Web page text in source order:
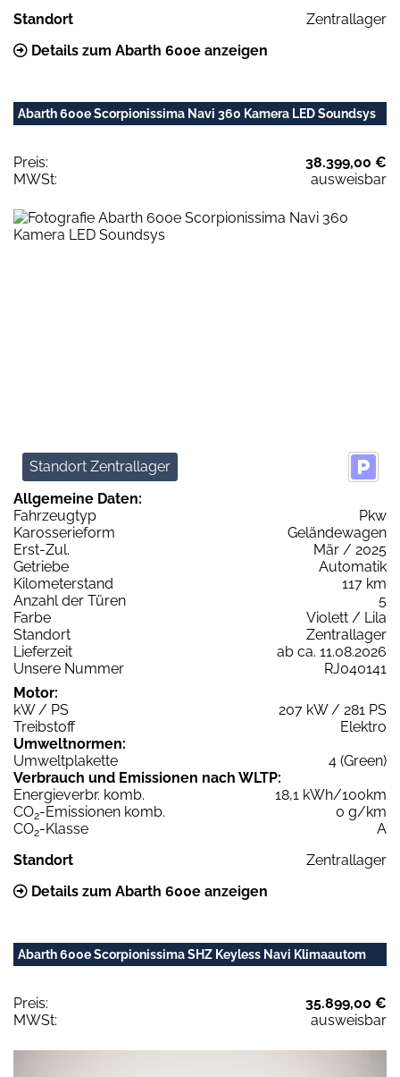
Standort
Zentrallager
Details zum Abarth 600e anzeigen
Abarth 600e Scorpionissima Navi 360 Kamera LED Soundsys
Preis:
38.399,00 €
MWSt:
ausweisbar
Standort Zentrallager
Allgemeine Daten:
Fahrzeugtyp
Pkw
Karosserieform
Geländewagen
Erst-Zul.
Mär / 2025
Getriebe
Automatik
Kilometerstand
117 km
Anzahl der Türen
5
Farbe
Violett / Lila
Standort
Zentrallager
Lieferzeit
ab ca. 11.08.2026
Unsere Nummer
RJ040141
Motor:
kW / PS
207 kW / 281 PS
Treibstoff
Elektro
Umweltnormen:
Umweltplakette
4 (Green)
Verbrauch und Emissionen nach WLTP:
Energieverbr. komb.
18,1 kWh/100km
CO2-Emissionen komb.
0 g/km
CO2-Klasse
A
Standort
Zentrallager
Details zum Abarth 600e anzeigen
Abarth 600e Scorpionissima SHZ Keyless Navi Klimaautom
Preis:
35.899,00 €
MWSt:
ausweisbar